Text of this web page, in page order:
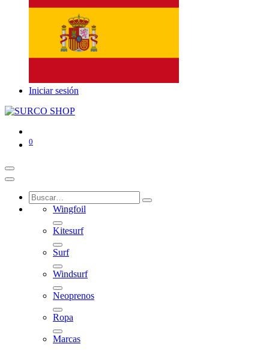
Iniciar sesión
0
Wingfoil
Kitesurf
Surf
Windsurf
Neoprenos
Ropa
Marcas